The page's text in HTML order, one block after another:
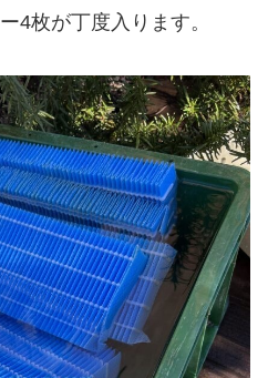
4枚が丁度入ります。